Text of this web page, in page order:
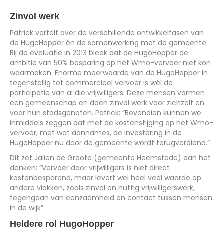
Zinvol werk
Patrick vertelt over de verschillende ontwikkelfasen van
de HugoHopper én de samenwerking met de gemeente.
Bij de evaluatie in 2013 bleek dat de HugoHopper de
ambitie van 50% besparing op het Wmo-vervoer niet kon
waarmaken. Enorme meerwaarde van de HugoHopper in
tegenstellig tot commercieel vervoer is wél de
participatie van al die vrijwilligers. Deze mensen vormen
een gemeenschap en doen zinvol werk voor zichzelf en
voor hun stadsgenoten. Patrick: “Bovendien kunnen we
inmiddels zeggen dat met de kostenstijging op het Wmo-
vervoer, met wat aannames, de investering in de
HugoHopper nu door de gemeente wordt terugverdiend.”
Dit zet Jalien de Groote (gemeente Heemstede) aan het
denken: “Vervoer door vrijwilligers is niet direct
kostenbesparend, maar levert wel heel veel waarde op
andere vlakken, zoals zinvol en nuttig vrijwilligerswerk,
tegengaan van eenzaamheid en contact tussen mensen
in de wijk”.
Heldere rol HugoHopper